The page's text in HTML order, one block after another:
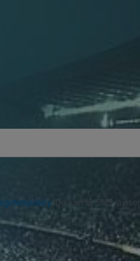
. Du kan få SMS-